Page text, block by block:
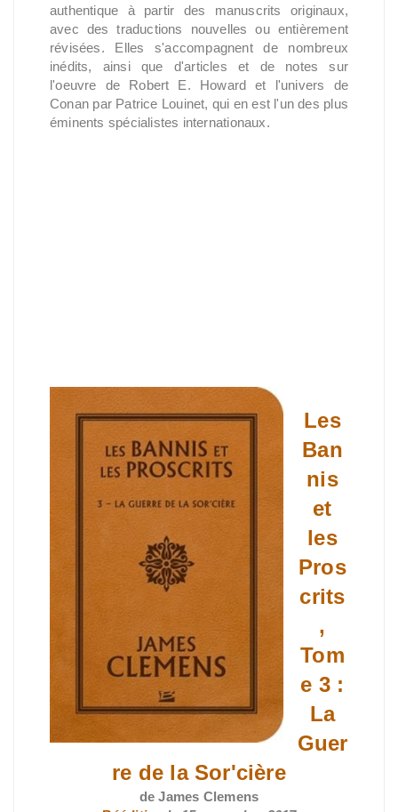
authentique à partir des manuscrits originaux,
avec des traductions nouvelles ou entièrement
révisées. Elles s'accompagnent de nombreux
inédits, ainsi que d'articles et de notes sur
l'oeuvre de Robert E. Howard et l'univers de
Conan par Patrice Louinet, qui en est l'un des plus
éminents spécialistes internationaux.
Les
Ban
nis
et
les
Pros
crits
,
Tom
e 3 :
La
Guer
re de la Sor'cière
de James Clemens